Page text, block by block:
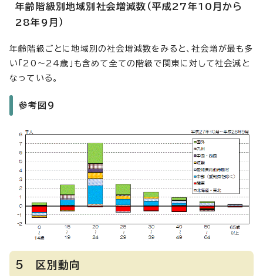
年齢階級別地域別社会増減数（平成27年10月から
28年9月）
年齢階級ごとに地域別の社会増減数をみると、社会増が最も多
い「20～24歳」も含めて全ての階級で関東に対して社会減と
なっている。
参考図9
5 区別動向